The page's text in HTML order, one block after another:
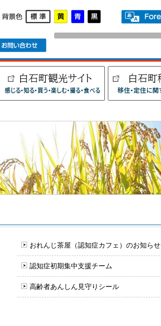
おれんじ茶屋（認知症カフェ）のお知らせ
認知症初期集中支援チーム
高齢者あんしん見守りシール